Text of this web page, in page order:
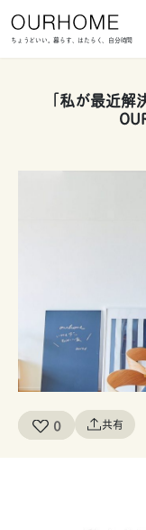
ちょうどいい。暮らす、はたらく、自分時間
「私が最近
0 共有